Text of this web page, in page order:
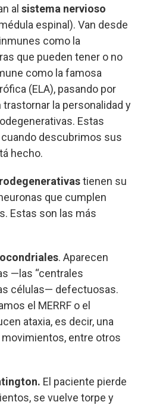
al sistema nervioso
espinal). Van desde
como la
que pueden tener o no
como la famosa
(ELA), pasando por
la personalidad y
Estas
descubrimos sus
hecho.
tienen su
que cumplen
Estas son las más
. Aparecen
—las “centrales
células— defectuosas.
el MERRF o el
ataxia, es decir, una
entre otros
El paciente pierde
se vuelve torpe y